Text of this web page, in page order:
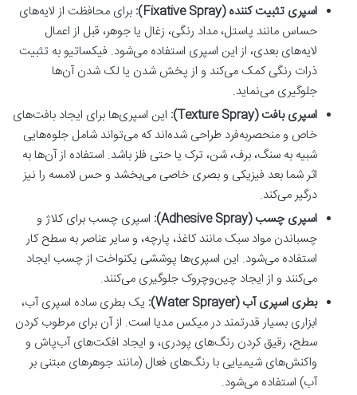
اسپری تثبیت کننده (Fixative Spray):
برای محافظت از لایه‌های
حساس مانند پاستل، مداد رنگی، زغال یا جوهر، قبل از اعمال
لایه‌های بعدی، از این اسپری استفاده می‌شود. فیکساتیو به تثبیت
ذرات رنگی کمک می‌کند و از پخش شدن یا لک شدن آن‌ها
جلوگیری می‌نماید.
اسپری بافت (Texture Spray):
این اسپری‌ها برای ایجاد بافت‌های
خاص و منحصربه‌فرد طراحی شده‌اند که می‌تواند شامل جلوه‌هایی
شبیه به سنگ، برف، شن، ترک یا حتی فلز باشد. استفاده از آن‌ها به
اثر شما بعد فیزیکی و بصری خاصی می‌بخشد و حس لامسه را نیز
درگیر می‌کند.
اسپری چسب (Adhesive Spray):
اسپری چسب برای کلاژ و
چسباندن مواد سبک مانند کاغذ، پارچه، و سایر عناصر به سطح کار
استفاده می‌شود. این اسپری‌ها پوششی یکنواخت از چسب ایجاد
می‌کنند و از ایجاد چین‌وچروک جلوگیری می‌کنند.
بطری اسپری آب (Water Sprayer):
یک بطری ساده اسپری آب،
ابزاری بسیار قدرتمند در میکس مدیا است. از آن برای مرطوب کردن
سطح، رقیق کردن رنگ‌های پودری، و ایجاد افکت‌های آب‌پاش و
واکنش‌های شیمیایی با رنگ‌های فعال (مانند جوهرهای مبتنی بر
آب) استفاده می‌شود.